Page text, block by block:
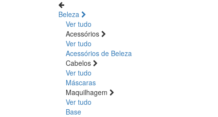
Beleza
Ver tudo
Acessórios
Ver tudo
Acessórios de Beleza
Cabelos
Ver tudo
Máscaras
Maquilhagem
Ver tudo
Base